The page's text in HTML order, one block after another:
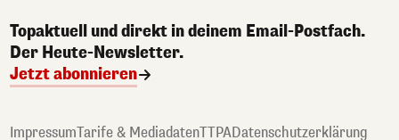
Topaktuell und direkt in deinem Email-Postfach.
Der Heute-Newsletter.
Jetzt abonnieren
ImpressumTarife & MediadatenTTPADatenschutzerklärung